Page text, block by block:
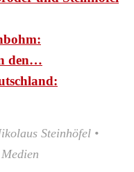
den…
Steinhöfel •